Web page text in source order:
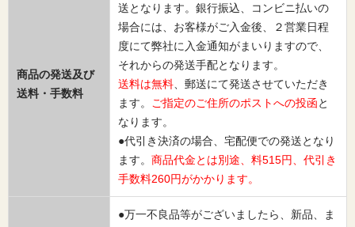
商品の発送及び
送料・手数料
送となります。銀行振込、コンビニ払いの
場合には、お客様がご入金後、２営業日程
度にて弊社に入金通知がまいりますので、
それからの発送手配となります。
送料は無料 、郵送にて発送させていただき
ます。
ご指定のご住所のポストへの投函と
なります。
●代引き決済の場合、宅配便での発送となり
ます。 商品代金とは別途、料515円、代引き
手数料260円がかかります。
●万一不良品等がございましたら、新品、ま